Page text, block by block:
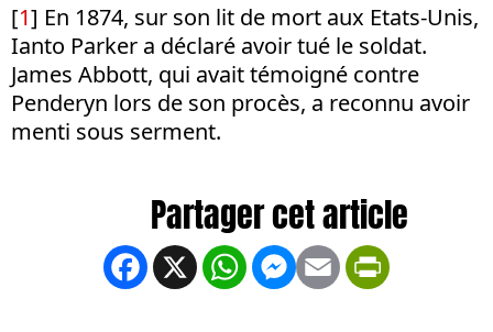
[1] En 1874, sur son lit de mort aux Etats-Unis,
Ianto Parker a déclaré avoir tué le soldat.
James Abbott, qui avait témoigné contre
Penderyn lors de son procès, a reconnu avoir
menti sous serment.
Facebook
X WhatsApp
Messenger
Email